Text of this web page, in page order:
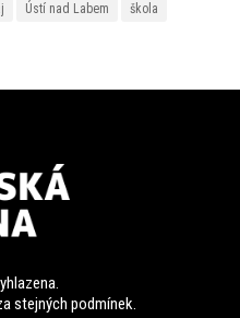
Ústí nad Labem škola
stejných podmínek.